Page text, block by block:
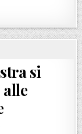
si